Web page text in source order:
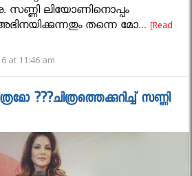
സണ്ണി ലിയോണിനൊപ്പം
തന്നെ മോ...[Read
at 11:46 am
???ചിത്രത്തെക്കുറിച്ച് സണ്ണി